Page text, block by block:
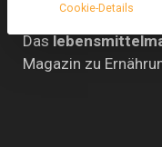
Das
Magazin zu
Cookie-Details